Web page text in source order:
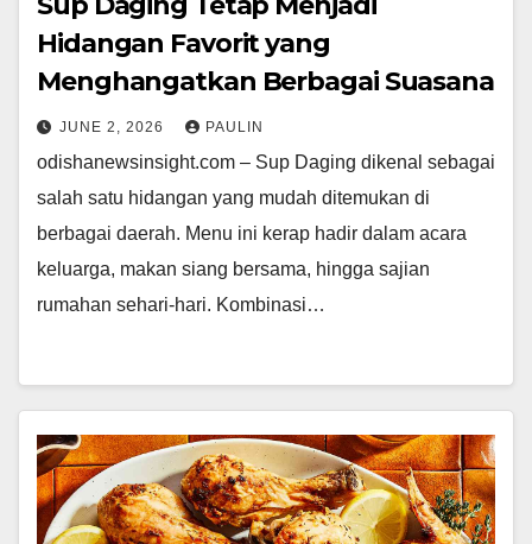
Hidangan Favorit yang
Menghangatkan Berbagai Suasana
JUNE 2, 2026 PAULIN
odishanewsinsight.com – Sup Daging dikenal sebagai
salah satu hidangan yang mudah ditemukan di
berbagai daerah. Menu ini kerap hadir dalam acara
keluarga, makan siang bersama, hingga sajian
rumahan sehari-hari. Kombinasi…